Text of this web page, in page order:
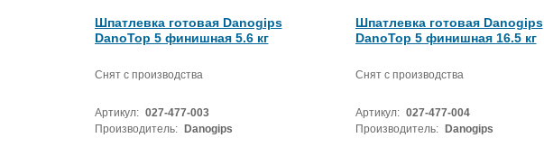
Шпатлевка готовая Danogips
DanoTop 5 финишная 5.6 кг
Снят с производства
Артикул: 027-477-003
Производитель:
Danogips
Шпатлевка готовая Danogips
DanoTop 5 финишная 16.5 кг
Снят с производства
Артикул: 027-477-004
Производитель:
Danogips